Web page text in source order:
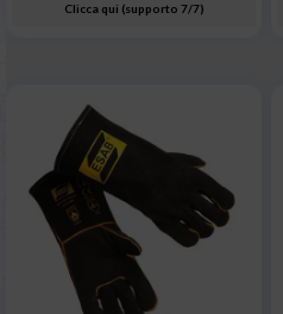
Clicca qui (supporto 7/7)